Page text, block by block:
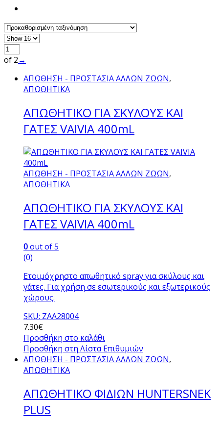
of 2→
ΑΠΩΘΗΣΗ - ΠΡΟΣΤΑΣΙΑ ΑΛΛΩΝ ΖΩΩΝ,
ΑΠΩΘΗΤΙΚΑ
ΑΠΩΘΗΤΙΚΟ ΓΙΑ ΣΚΥΛΟΥΣ ΚΑΙ
ΓΑΤΕΣ VAIVIA 400mL
ΑΠΩΘΗΣΗ - ΠΡΟΣΤΑΣΙΑ ΑΛΛΩΝ ΖΩΩΝ,
ΑΠΩΘΗΤΙΚΑ
ΑΠΩΘΗΤΙΚΟ ΓΙΑ ΣΚΥΛΟΥΣ ΚΑΙ
ΓΑΤΕΣ VAIVIA 400mL
0out of 5
(0)
Ετοιμόχρηστο απωθητικό spray για σκύλους και
γάτες. Για χρήση σε εσωτερικούς και εξωτερικούς
χώρους.
SKU: ZAA28004
7.30€
Προσθήκη στο καλάθι
Προσθήκη στη Λίστα Επιθυμιών
ΑΠΩΘΗΣΗ - ΠΡΟΣΤΑΣΙΑ ΑΛΛΩΝ ΖΩΩΝ,
ΑΠΩΘΗΤΙΚΑ
ΑΠΩΘΗΤΙΚΟ ΦΙΔΙΩΝ HUNTERSNEK
PLUS